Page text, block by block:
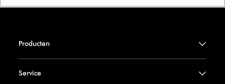
Producten
Service